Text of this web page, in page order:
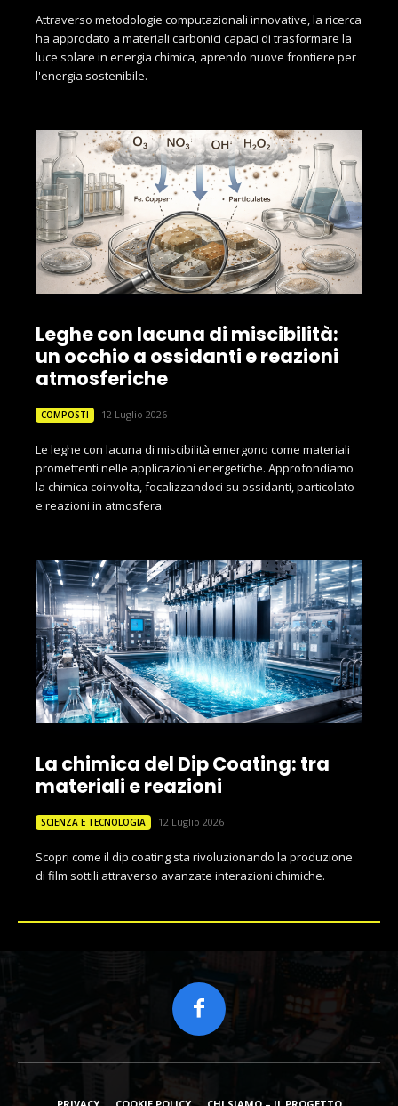
Attraverso metodologie computazionali innovative, la ricerca
ha approdato a materiali carbonici capaci di trasformare la
luce solare in energia chimica, aprendo nuove frontiere per
l'energia sostenibile.
Leghe con lacuna di miscibilità:
un occhio a ossidanti e reazioni
atmosferiche
COMPOSTI 12 Luglio 2026
Le leghe con lacuna di miscibilità emergono come materiali
promettenti nelle applicazioni energetiche. Approfondiamo
la chimica coinvolta, focalizzandoci su ossidanti, particolato
e reazioni in atmosfera.
La chimica del Dip Coating: tra
materiali e reazioni
SCIENZA E TECNOLOGIA 12 Luglio 2026
Scopri come il dip coating sta rivoluzionando la produzione
di film sottili attraverso avanzate interazioni chimiche.